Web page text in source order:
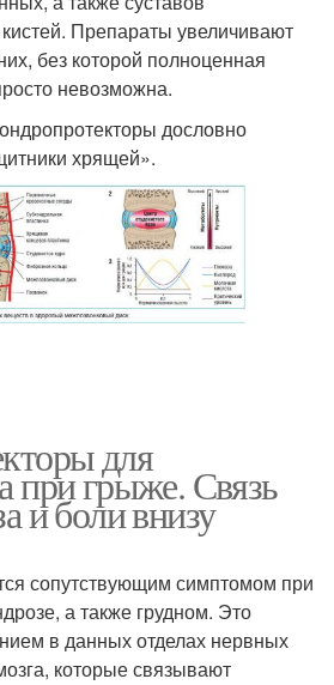
Препараты увеличивают
без которой полноценная
невозможна.
дословно
хрящей».
для
при грыже. Связь
и боли внизу
сопутствующим симптомом при
а также грудном. Это
в данных отделах нервных
которые связывают